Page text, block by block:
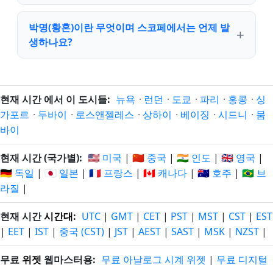
박명(황혼)이란 무엇이며 스코페에서는 언제 발
생하나요?
현재 시간 에서 이 도시들: 뉴욕 · 런던 · 도쿄 · 파리 · 홍콩 · 싱
가포르 · 두바이 · 로스앤젤레스 · 상하이 · 베이징 · 시드니 · 뭄
바이
현재 시간 (국가별): 🇺🇸 미국 | 🇨🇳 중국 | 🇮🇳 인도 | 🇬🇧 영국 |
🇩🇪 독일 | 🇯🇵 일본 | 🇫🇷 프랑스 | 🇨🇦 캐나다 | 🇦🇺 호주 | 🇧🇷 브
라질 |
현재 시간시간대: UTC | GMT | CET | PST | MST | CST | EST
| EET | IST | 중국 (CST) | JST | AEST | SAST | MSK | NZST |
무료 위젯 웹마스터용: 무료 아날로그 시계 위젯 | 무료 디지털